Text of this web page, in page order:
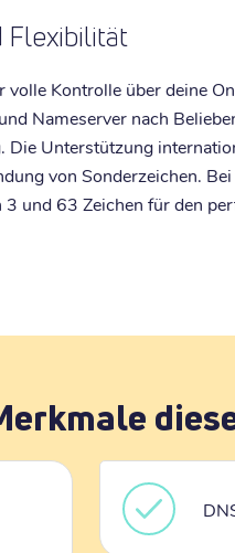
Flexibilität
Kontrolle über deine
Nameserver nach
Die Unterstützung
von Sonderzeichen.
und 63 Zeichen für den